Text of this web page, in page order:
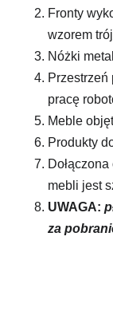
Fronty
wzorem
Nóżki
pracę
Meble
Produkty
mebli jest
UWAGA:
za